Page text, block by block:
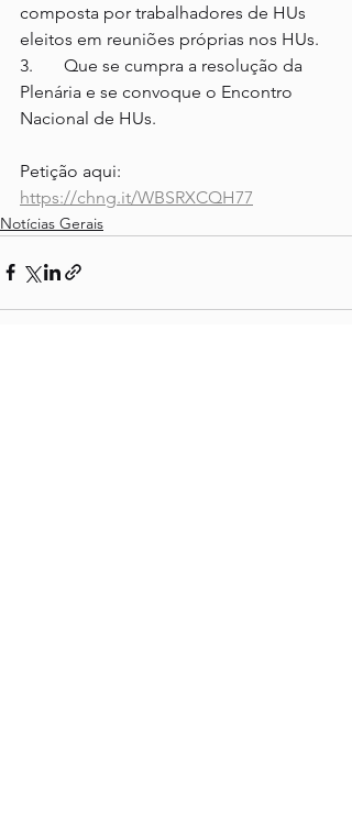
composta por trabalhadores de HUs
eleitos em reuniões próprias nos HUs.
3.	Que se cumpra a resolução da
Plenária e se convoque o Encontro
Nacional de HUs.
Petição aqui:
https://chng.it/WBSRXCQH77
Notícias Gerais